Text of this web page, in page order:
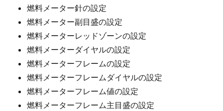
燃料メーター針の設定
燃料メーター副目盛の設定
燃料メーターレッドゾーンの設定
燃料メーターダイヤルの設定
燃料メーターフレームの設定
燃料メーターフレームダイヤルの設定
燃料メーターフレーム値の設定
燃料メーターフレーム主目盛の設定